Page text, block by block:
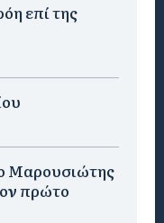
επί της
Μαρουσιώτης
πρώτο